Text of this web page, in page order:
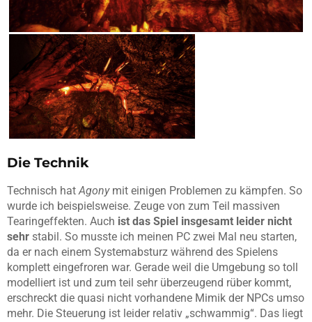
Die Technik
Technisch hat Agony mit einigen Problemen zu kämpfen. So
wurde ich beispielsweise. Zeuge von zum Teil massiven
Tearingeffekten. Auch ist das Spiel insgesamt leider nicht
sehr stabil. So musste ich meinen PC zwei Mal neu starten,
da er nach einem Systemabsturz während des Spielens
komplett eingefroren war. Gerade weil die Umgebung so toll
modelliert ist und zum teil sehr überzeugend rüber kommt,
erschreckt die quasi nicht vorhandene Mimik der NPCs umso
mehr. Die Steuerung ist leider relativ „schwammig“. Das liegt